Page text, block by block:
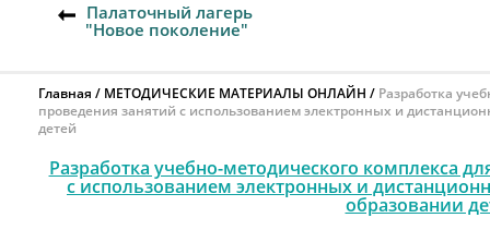
Палаточный лагерь
"Новое поколение"
Главная МЕТОДИЧЕСКИЕ МАТЕРИАЛЫ ОНЛАЙН
Разработка
проведения занятий с использованием электронных и
детей
Разработка учебно-методического комплекса
с использованием электронных и
образовании